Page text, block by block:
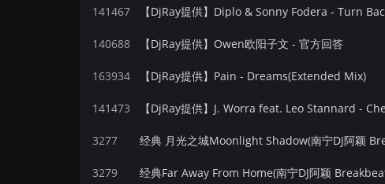
141467 【DjRay提供】Diplo & Sonny Fodera - Turn
140688 【DjRay提供】Owen欧阳子文 - 官方回答
163934 【DjRay提供】Pain - Dreams(Extended Mix)
141473 【DjRay提供】J. Worra feat. Leo Stannard -
3277 经典 月光之城Moonlight Shadow(南宁DJ阿颖
3279 经典Far Away From Home(南宁DJ阿颖